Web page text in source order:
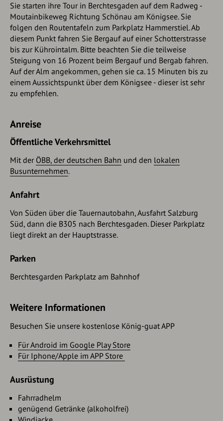
Sie starten ihre Tour in Berchtesgaden auf dem Radweg -
Moutainbikeweg Richtung Schönau am Königsee. Sie
folgen den Routentafeln zum Parkplatz Hammerstiel. Ab
diesem Punkt fahren Sie Bergauf auf einer Schotterstrasse
bis zur Kührointalm. Bitte beachten Sie die teilweise
Steigung von 16 Prozent beim Bergauf und Bergab fahren.
Auf der Alm angekommen, gehen sie ca. 15 Minuten bis zu
einem Aussichtspunkt über dem Königsee - dieser ist sehr
zu empfehlen.
Anreise
Öffentliche Verkehrsmittel
Mit der ÖBB, der deutschen Bahn und den lokalen
Busunternehmen.
Anfahrt
Von Süden über die Tauernautobahn, Ausfahrt Salzburg
Süd, dann die B305 nach Berchtesgaden. Dieser Parkplatz
liegt direkt an der Hauptstrasse.
Parken
Berchtesgarden Parkplatz am Bahnhof
Weitere Informationen
Besuchen Sie unsere kostenlose König-guat APP
Für Android im Google Play Store
Für Iphone/Apple im APP Store
Ausrüstung
Fahrradhelm
genügend Getränke (alkoholfrei)